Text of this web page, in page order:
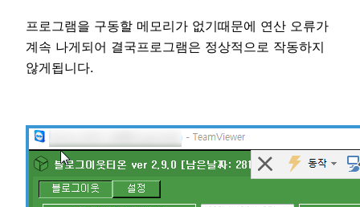
프로그램을 구동할 메모리가 없기때문에 연산 오류가
계속 나게되어 결국프로그램은 정상적으로 작동하지
않게됩니다.